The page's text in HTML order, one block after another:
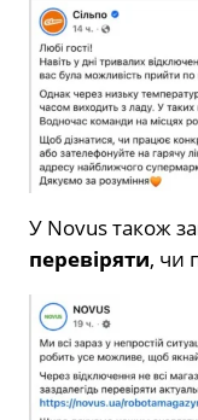
У Novus також
перевіряти, чи